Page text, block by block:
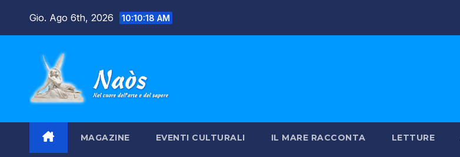
Gio. Ago 6th, 2026 10:10:19 AM
MAGAZINE EVENTI CULTURALI IL MARE RACCONTA LETTURE